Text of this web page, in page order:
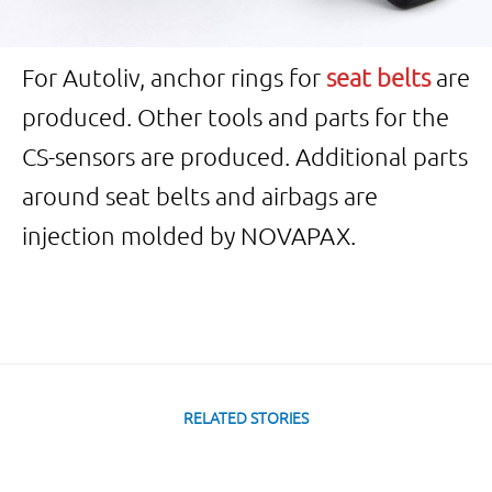
For Autoliv, anchor rings for seat beltsare
produced. Other tools and parts for the
CS-sensors are produced. Additional parts
around seat belts and airbags are
injection molded by NOVAPAX.
RELATED STORIES